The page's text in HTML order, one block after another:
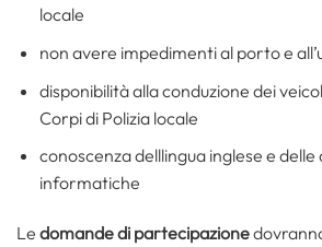
locale
non avere impedimenti al porto e
disponibilità alla conduzione dei
Corpi di Polizia locale
conoscenza delllingua inglese e delle
informatiche
Le domande di partecipazione